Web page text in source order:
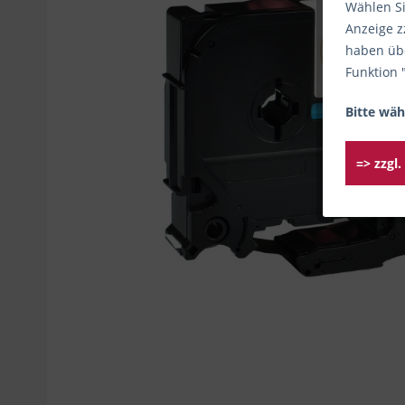
Wählen
Anzeige
haben
Funktion
Bitte
=>